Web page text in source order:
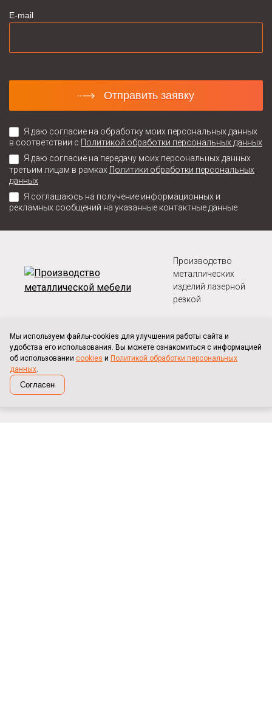
E-mail
Отправить заявку
Я даю согласие на обработку моих персональных данных
в соответствии с Политикой обработки персональных данных
Я даю согласие на передачу моих персональных данных
третьим лицам в рамках Политики обработки персональных
данных
Я соглашаюсь на получение информационных и
рекламных сообщений на указанные контактные данные
Производство
металлических
изделий лазерной
резкой
Оплата и доставка
Клиенты
Карта сайта
Мы используем файлы-cookies для улучшения работы сайта и
удобства его использования. Вы можете ознакомиться с информацией
об использовании cookies и Политикой обработки персональных
данных.
Согласен